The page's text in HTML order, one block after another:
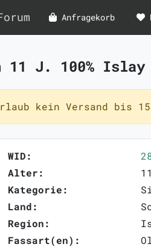
Anfragekorb
11 J. 100% Islay
kein Versand bis
WID:
Alter:
Kategorie:
Land:
Region:
Fassart(en):